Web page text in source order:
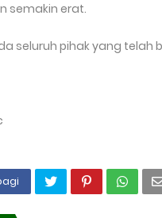
semakin erat.
seluruh pihak yang telah